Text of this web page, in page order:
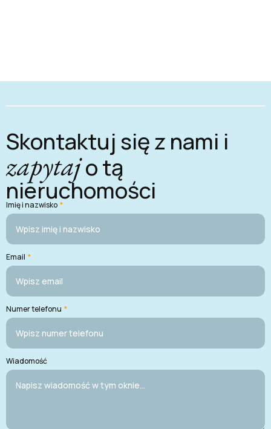
Skontaktuj się z nami i
zapytajo tą
nieruchomości
Imię i nazwisko *
Email *
Numer telefonu *
Wiadomość